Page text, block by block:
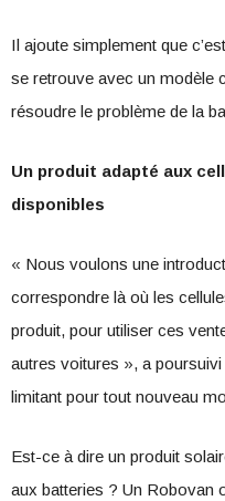
Il ajoute simplement que
se retrouve avec un modèle
résoudre le problème de la
Un produit adapté aux
disponibles
« Nous voulons une
correspondre là où les
produit, pour utiliser ces
autres voitures », a
limitant pour tout nouveau
Est-ce à dire un produit
aux batteries ? Un Robovan